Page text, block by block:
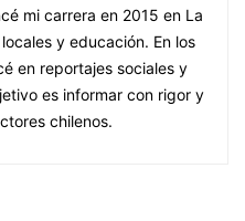
mi carrera en 2015 en La
y educación. En los
en reportajes sociales y
es informar con rigor y
chilenos.